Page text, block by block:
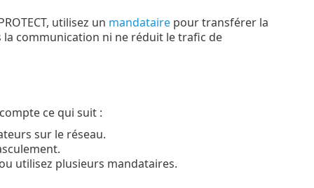
utilisez un mandatairepour transférer la
la communication ni ne réduit le trafic de
ce qui suit :
sur le réseau.
utilisez plusieurs mandataires.